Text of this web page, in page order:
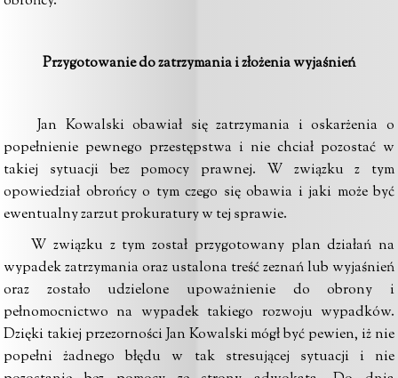
Przygotowanie do zatrzymania i złożenia wyjaśnień
Jan Kowalski obawiał się zatrzymania i oskarżenia o
popełnienie pewnego przestępstwa i nie chciał pozostać w
takiej sytuacji bez pomocy prawnej. W związku z tym
opowiedział obrońcy o tym czego się obawia i jaki może być
ewentualny zarzut prokuratury w tej sprawie.
W związku z tym został przygotowany plan działań na
wypadek zatrzymania oraz ustalona treść zeznań lub wyjaśnień
oraz zostało udzielone upoważnienie do obrony i
pełnomocnictwo na wypadek takiego rozwoju wypadków.
Dzięki takiej przezorności Jan Kowalski mógł być pewien, iż nie
popełni żadnego błędu w tak stresującej sytuacji i nie